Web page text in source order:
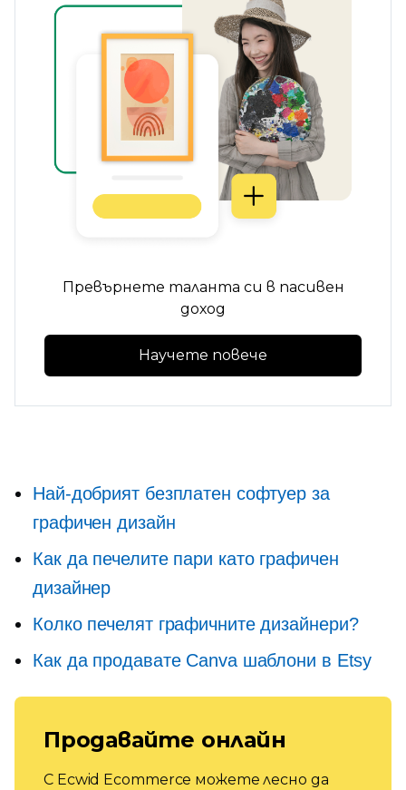
Превърнете таланта си в пасивен
доход
Научете повече
Най-добрият безплатен софтуер за
графичен дизайн
Как да печелите пари като графичен
дизайнер
Колко печелят графичните дизайнери?
Как да продавате Canva шаблони в Etsy
Продавайте онлайн
С Ecwid Ecommerce можете лесно да